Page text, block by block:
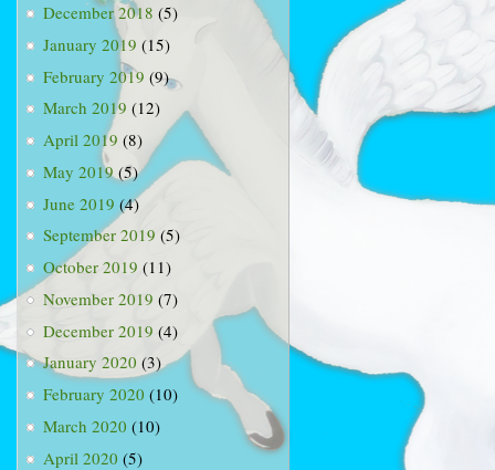
December 2018 (5)
January 2019 (15)
February 2019 (9)
March 2019 (12)
April 2019 (8)
May 2019(5)
June 2019 (4)
September 2019 (5)
October 2019 (11)
November 2019 (7)
December 2019 (4)
January 2020 (3)
February 2020 (10)
March 2020 (10)
April 2020 (5)